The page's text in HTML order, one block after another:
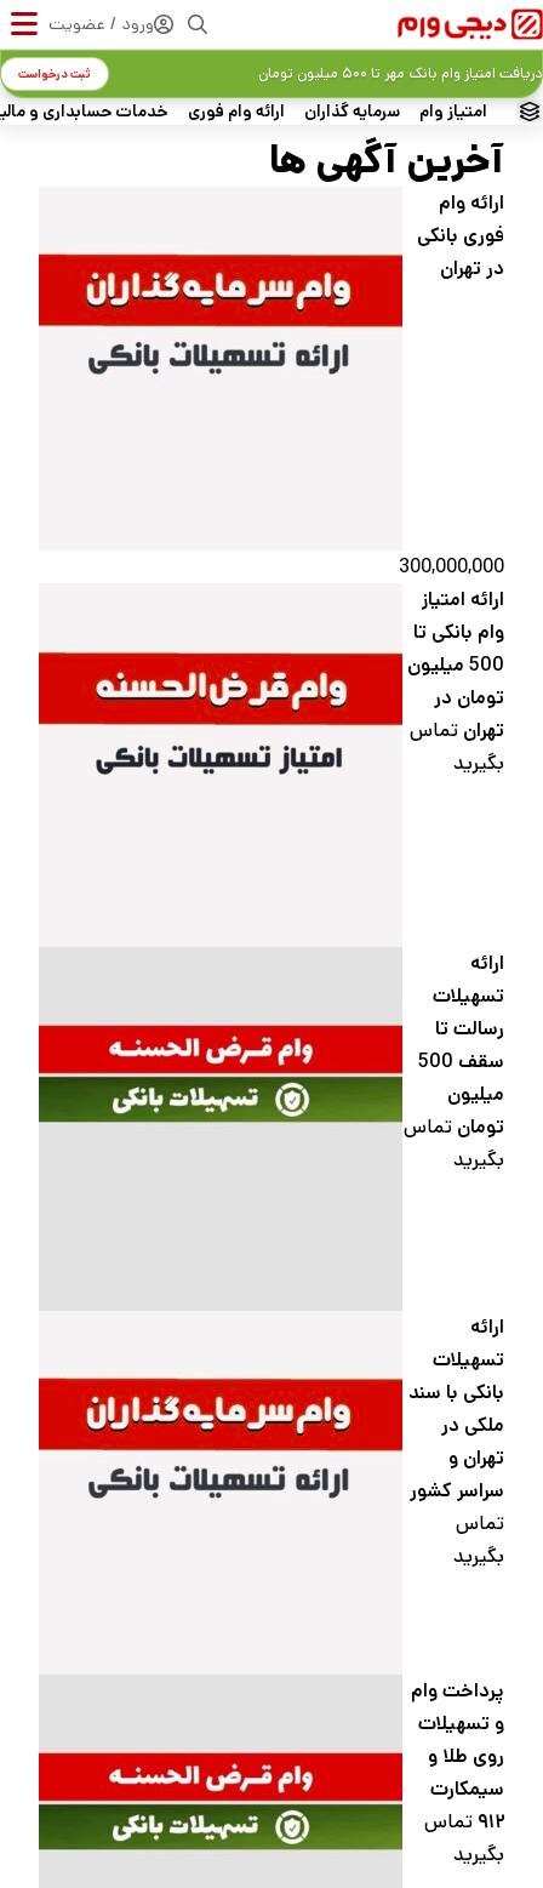
ورود / عضویت
امتیاز وام سرمایه گذاران ارائه وام فوری خدمات حسابداری و
دریافت امتیاز وام بانک مهر تا ۵۰۰ میلیون تومان ثبت درخواست
آخرین آگهی‌ ها
ارائه وام
فوری بانکی
در تهران
300,000,000
ارائه امتیاز
وام بانکی تا
500 میلیون
تومان در
تهران تماس
بگیرید
ارائه
تسهیلات
رسالت تا
سقف 500
میلیون
تومان تماس
بگیرید
ارائه
تسهیلات
بانکی با سند
ملکی در
تهران و
سراسر کشور
تماس
بگیرید
پرداخت وام
و تسهیلات
روی طلا و
سیمکارت
۹۱۲ تماس
بگیرید